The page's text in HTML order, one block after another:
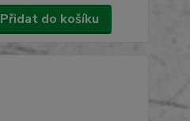
Přidat do košíku